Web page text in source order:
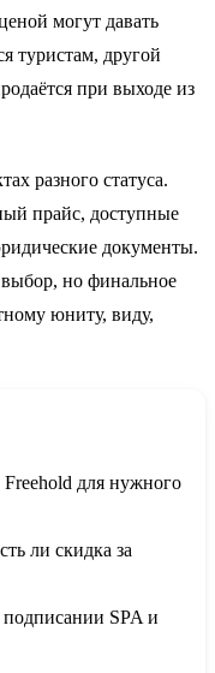
могут давать
туристам, другой
при выходе из
разного статуса.
прайс, доступные
документы.
но финальное
юниту, виду,
для нужного
ли скидка за
SPA и